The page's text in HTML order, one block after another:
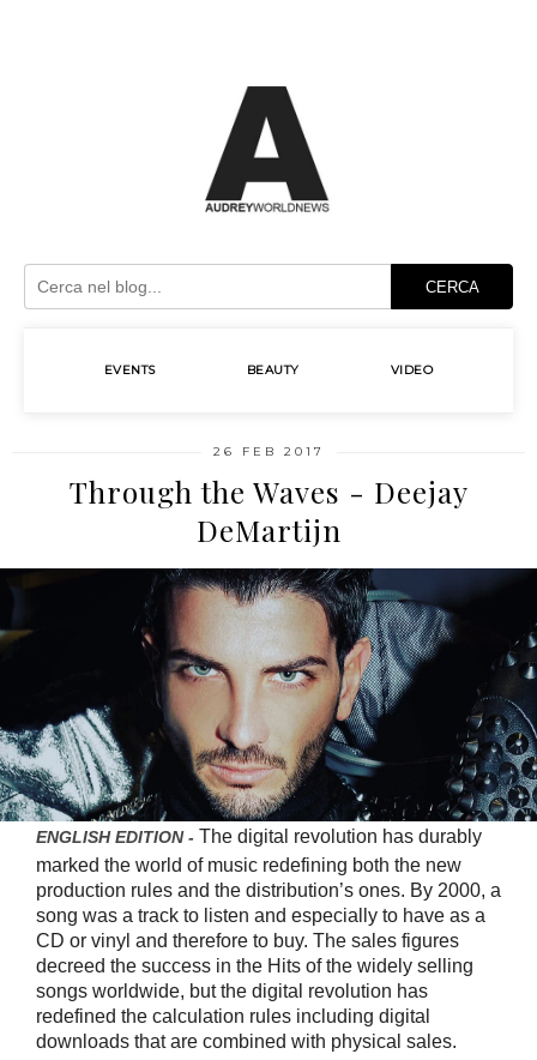
CERCA
EVENTS BEAUTY VIDEO
26 FEB 2017
Through the Waves - Deejay
DeMartijn
ENGLISH EDITION - The digital revolution has durably
marked the world of music redefining both the new
production rules and the distribution’s ones. By 2000, a
song was a track to listen and especially to have as a
CD or vinyl and therefore to buy. The sales figures
decreed the success in the Hits of the widely selling
songs worldwide, but the digital revolution has
redefined the calculation rules including digital
downloads that are combined with physical sales.